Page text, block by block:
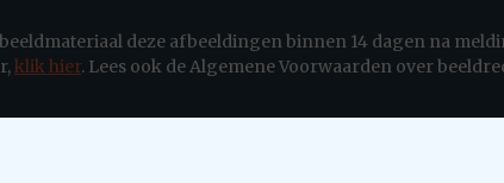
deze afbeeldingen binnen 14 dagen na
klik hier. Lees ook de Algemene Voorwaarden over